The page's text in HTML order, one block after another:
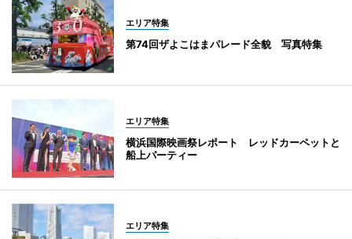
エリア特集
第74回ザよこはまパレード全貌 写真特集
エリア特集
横浜国際映画祭レポート レッドカーペットと
船上パーティー
エリア特集